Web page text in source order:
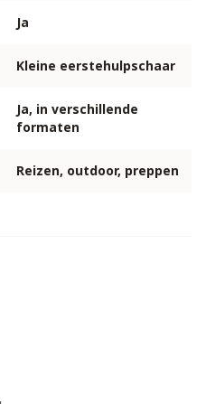
Ja
Kleine eerstehulpschaar
Ja, in verschillende
formaten
Reizen, outdoor, preppen